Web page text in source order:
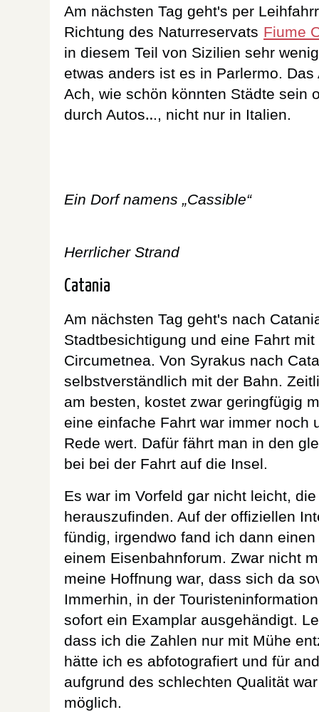
Am nächsten Tag geht's per
Richtung des Naturreservats Fiume
in diesem Teil von Sizilien sehr
etwas anders ist es in Parlermo.
Ach, wie schön könnten Städte sein
durch Autos‥., nicht nur in Italien.
Ein Dorf namens „Cassible“
Herrlicher Strand
Catania
Am nächsten Tag geht's nach
Stadtbesichtigung und eine Fahrt
Circumetnea. Von Syrakus nach
selbstverständlich mit der Bahn.
am besten, kostet zwar geringfügig
eine einfache Fahrt war immer noch
Rede wert. Dafür fährt man in den
bei bei der Fahrt auf die Insel.
Es war im Vorfeld gar nicht leicht,
herauszufinden. Auf der offiziellen
fündig, irgendwo fand ich dann
einem Eisenbahnforum. Zwar nicht
meine Hoffnung war, dass sich da
Immerhin, in der
sofort ein Examplar ausgehändigt.
dass ich die Zahlen nur mit Mühe
hätte ich es abfotografiert und für
aufgrund des schlechten Qualität
möglich.